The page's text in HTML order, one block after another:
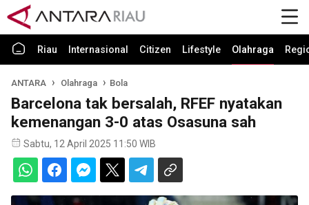
Riau Internasional Citizen Lifestyle Olahraga
ANTARA Olahraga Bola
Barcelona tak bersalah, RFEF nyatakan
kemenangan 3-0 atas Osasuna sah
Sabtu, 12 April 2025 11:50 WIB